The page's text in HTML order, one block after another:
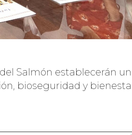
Salmón establecerán
bioseguridad y